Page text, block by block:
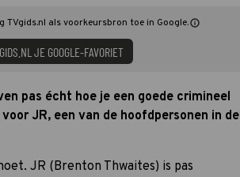
TVgids.nl als voorkeursbron toe in Google.
JE GOOGLE-FAVORIET
pas écht hoe je een goede crimineel
JR, een van de hoofdpersonen in de
JR (Brenton Thwaites) is pas